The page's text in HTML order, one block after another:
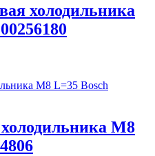
холодильника
M8